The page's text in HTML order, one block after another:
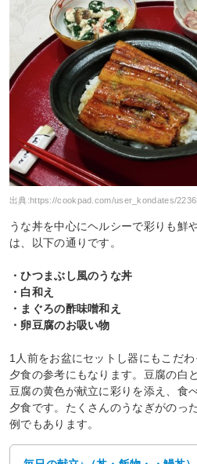
出典:https://cookpad.com/user_kondates/
うな丼を中心にヘルシーで彩りも鮮
は、以下の通りです。
・ひつまぶし風のうな丼
・白和え
・まぐろの酢味噌和え
・卵豆腐のお吸い物
1人前をお盆にセットし器にもこだ
夕食の参考にもなります。豆腐の白
豆腐の黄色が献立に彩りを添え、食
夕食です。たくさんのうなぎがのっ
例でもあります。